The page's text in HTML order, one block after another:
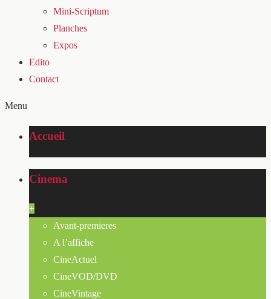
Mini-Scriptum
Planches
Expos
Edito
Contact
Menu
Accueil
Cinema
+
Avant-premieres
A l’affiche
CineActuel
CineVOD/DVD
CineVintage